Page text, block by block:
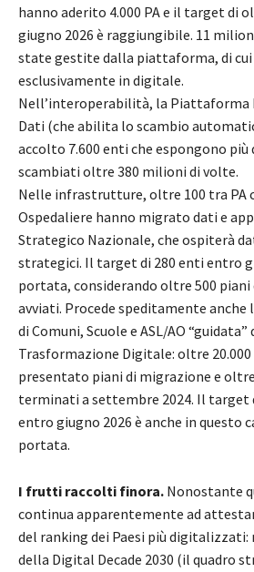
hanno aderito 4.000 PA e il target di
giugno 2026 è raggiungibile. 11
state gestite dalla piattaforma, di
esclusivamente in digitale.
Nell’interoperabilità, la Piattaforma
Dati (che abilita lo scambio
accolto 7.600 enti che espongono più
scambiati oltre 380 milioni di volte.
Nelle infrastrutture, oltre 100 tra PA
Ospedaliere hanno migrato dati e
Strategico Nazionale, che ospiterà
strategici. Il target di 280 enti entro
portata, considerando oltre 500
avviati. Procede speditamente anche
di Comuni, Scuole e ASL/AO
Trasformazione Digitale: oltre
presentato piani di migrazione e
terminati a settembre 2024. Il target
entro giugno 2026 è anche in questo
portata.
I frutti raccolti finora. Nonostante
continua apparentemente ad
del ranking dei Paesi più
della Digital Decade 2030 (il quadro